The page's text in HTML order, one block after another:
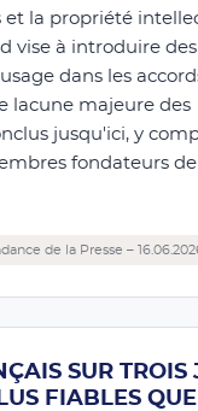
et la propriété
vise à introduire des
dans les
lacune majeure des
jusqu'ici, y
fondateurs de
de la Presse –
SUR TROIS
FIABLES